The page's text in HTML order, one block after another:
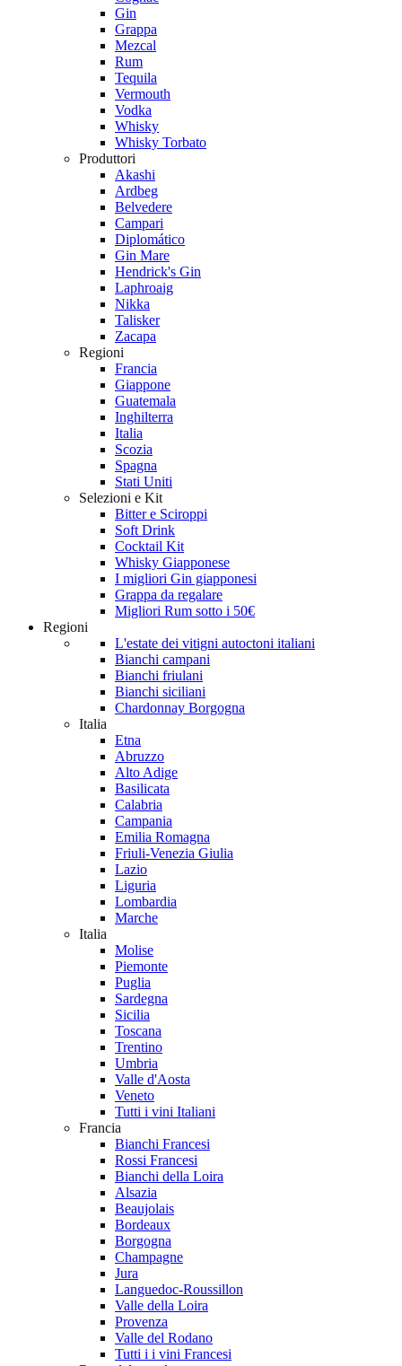
Gin
Grappa
Mezcal
Rum
Tequila
Vermouth
Vodka
Whisky
Whisky Torbato
Produttori
Akashi
Ardbeg
Belvedere
Campari
Diplomático
Gin Mare
Hendrick's Gin
Laphroaig
Nikka
Talisker
Zacapa
Regioni
Francia
Giappone
Guatemala
Inghilterra
Italia
Scozia
Spagna
Stati Uniti
Selezioni e Kit
Bitter e Sciroppi
Soft Drink
Cocktail Kit
Whisky Giapponese
I migliori Gin giapponesi
Grappa da regalare
Migliori Rum sotto i 50€
Regioni
L'estate dei vitigni autoctoni italiani
Bianchi campani
Bianchi friulani
Bianchi siciliani
Chardonnay Borgogna
Italia
Etna
Abruzzo
Alto Adige
Basilicata
Calabria
Campania
Emilia Romagna
Friuli-Venezia Giulia
Lazio
Liguria
Lombardia
Marche
Italia
Molise
Piemonte
Puglia
Sardegna
Sicilia
Toscana
Trentino
Umbria
Valle d'Aosta
Veneto
Tutti i vini Italiani
Francia
Bianchi Francesi
Rossi Francesi
Bianchi della Loira
Alsazia
Beaujolais
Bordeaux
Borgogna
Champagne
Jura
Languedoc-Roussillon
Valle della Loira
Provenza
Valle del Rodano
Tutti i i vini Francesi